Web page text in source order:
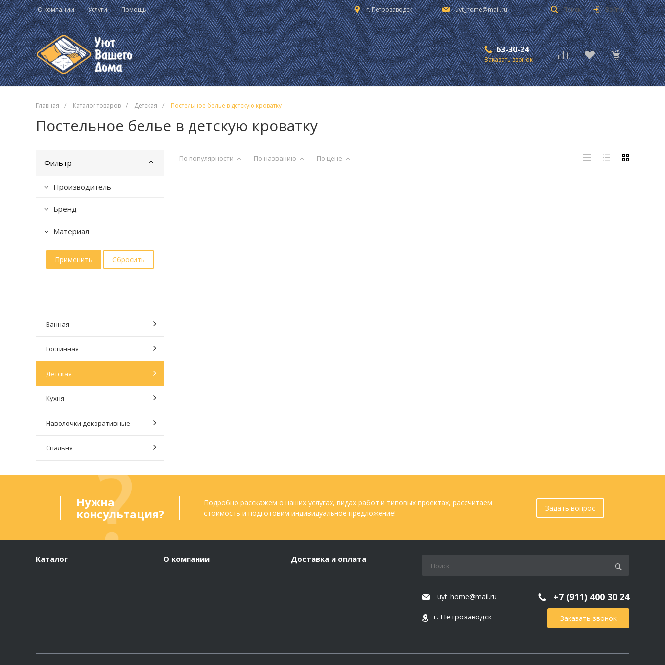
О компании Услуги Помощь Поиск Войти
г. Петрозаводск uyt_home@mail.ru
63-30-24
Заказать звонок
Главная / Каталог товаров / Детская / Постельное белье в детскую кроватку
Постельное белье в детскую кроватку
Фильтр
Производитель
Бренд
Материал
Ванная
Гостинная
Детская
Кухня
Наволочки декоративные
Спальня
По популярности По названию По цене
Нужна
консультация?
Подробно расскажем о наших услугах, видах работ и типовых проектах, рассчитаем
стоимость и подготовим индивидуальное предложение!
Задать вопрос
Каталог О компании Доставка и оплата
uyt_home@mail.ru
г. Петрозаводск
+7 (911) 400 30 24
Заказать звонок